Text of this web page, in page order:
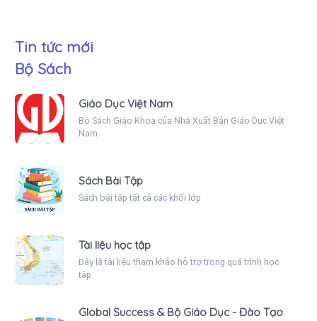
Tin tức mới
Bộ Sách
Giáo Dục Việt Nam
Bộ Sách Giáo Khoa của Nhà Xuất Bản Giáo Dục Việt
Nam
Sách Bài Tập
Sách bài tập tất cả các khối lớp
Tài liệu học tập
Đây là tài liệu tham khảo hỗ trợ trong quá trình học
tập
Global Success & Bộ Giáo Dục - Đào Tạo